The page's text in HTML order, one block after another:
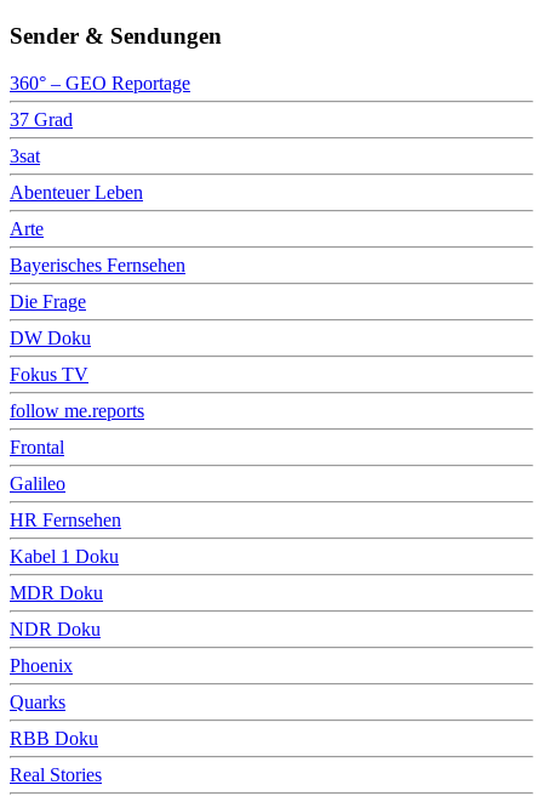
Sender & Sendungen
360° – GEO Reportage
37 Grad
3sat
Abenteuer Leben
Arte
Bayerisches Fernsehen
Die Frage
DW Doku
Fokus TV
follow me.reports
Frontal
Galileo
HR Fernsehen
Kabel 1 Doku
MDR Doku
NDR Doku
Phoenix
Quarks
RBB Doku
Real Stories